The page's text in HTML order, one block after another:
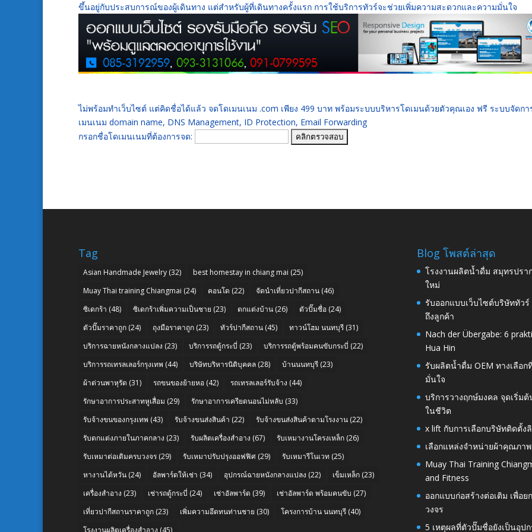
ขึ้นอยู่กับประสบการณ์ของผู้เดินทาง แต่สำหรับผู้ที่เดินทางครั้งแรก การใช้บริการทัวร์จะช่วยเพิ่มความสะดวกและความมั่นใจ
ไม่พร้อมทำเว็บไซต์ แต่คิดชื่อได้แล้ว จดโดเมนเนม .com เพียง 499 บาท พร้อมระบบบริหารโดเมนด้วยตัวคุณเอง ฟรี ระบบจัดกา
เมนเนม domain name, DNS Management, ID Protection, Email Forwarding
กรอกชื่อโดเมนเนมที่ต้องการจด:
Tag
Asian Handmade Jewelry (32) best homestay in chiang mai (25)
Muay Thai training Chiangmai (24) คอนโด (22) จัดนำเที่ยวปากีสถาน (46)
ซิเดกร้า (48) ซิเดกร้าเพิ่มความเป็นชาย (23) ตกแต่งบ้าน (26) ตัวปั๊มชื่อ (24)
ตัวปั๊มราคาถูก (24) ถุงมือราคาถูก (23) ทัวร์ปากีสถาน (45) ทาวน์โฮม นนทบุรี (31)
บริการฉายหนังกลางแปลง (23) บริการรถตู้กระบี่ (23) บริการรถตู้พร้อมคนขับกระบี่ (22)
บริการรถเทรลเลอร์กรุงเทพ (44) บริษัทบริหารนิติบุคคล (28) บ้านนนทบุรี (23)
ผ้าต่วนพาหุรัด (31) รถขนของย้ายหอ (42) รถเทรลเลอร์รับจ้าง (44)
รักษาอาการประสาทหูเสื่อม (29) รักษาอาการเครียดนอนไม่หลับ (33)
รับจ้างขนของกรุงเทพ (43) รับจ้างขนส่งสินค้า (22) รับจ้างขนส่งสินค้าตามโรงงาน (22)
รับตกแต่งภายในภาคกลาง (23) รับผลิตเครื่องสำอาง (67) รับเหมางานโครงเหล็ก (26)
รับเหมาต่อเติมครบวงจร (29) รับเหมาปรับปรุงออฟฟิศ (29) รับเหมารีโนเวท (25)
หางานไต้หวัน (24) อัลพาร์ดให้เช่า (34) อุปกรณ์ฉายหนังกลางแปลง (22) เข็มเหล็ก (23)
เครื่องสำอาง (23) เช่ารถตู้กระบี่ (24) เช่าอัลพาร์ด (39) เช่าอัลพาร์ด พร้อมคนขับ (27)
เที่ยวปากีสถานราคาถูก (23) เพิ่มความอึดทนท่านชาย (30) โครงการบ้าน นนทบุรี (40)
โรงงานผลิตเครื่องสำอาง (45)
Blog โพสต์ล่าสุด
โรงงานผลิตน้ำดื่ม สมุทรปรา
ใหม่
รับออกแบบเว็บไซต์บริษัททัวร์
ถึงลูกค้า
Nach der Übergabe: 6
Hua Hin
รับผลิตน้ำดื่ม OEM ทางเลือ
มั่นใจ
บริการวางฤกษ์มงคล จุดเริ่ม
ในชีวิต
x lift กับการเลือกบริษัทติดตั้ง
เลือกแหล่งจำหน่ายผ้าคุณภา
Muay Thai Training
and Fitness
ออกแบบก่อสร้างต่อเติม เพื่อ
วงจร
5 เหตุผลที่ตัวปั๊มชื่อยังเป็นอุ